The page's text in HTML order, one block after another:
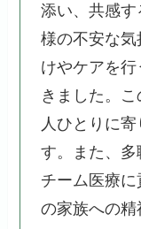
添い、共感
様の不安な
けやケアを
きました。
人ひとりに
す。また、多
チーム医療
の家族への